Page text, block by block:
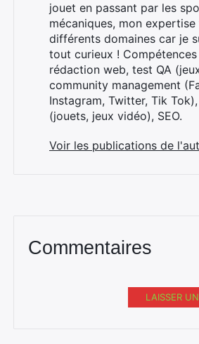
jouet en passant par les
mécaniques, mon
différents domaines car je
tout curieux !
rédaction web, test QA
community management
Instagram, Twitter, Tik
(jouets, jeux vidéo), SEO.
Voir les publications de
Commentaires
LAISSER